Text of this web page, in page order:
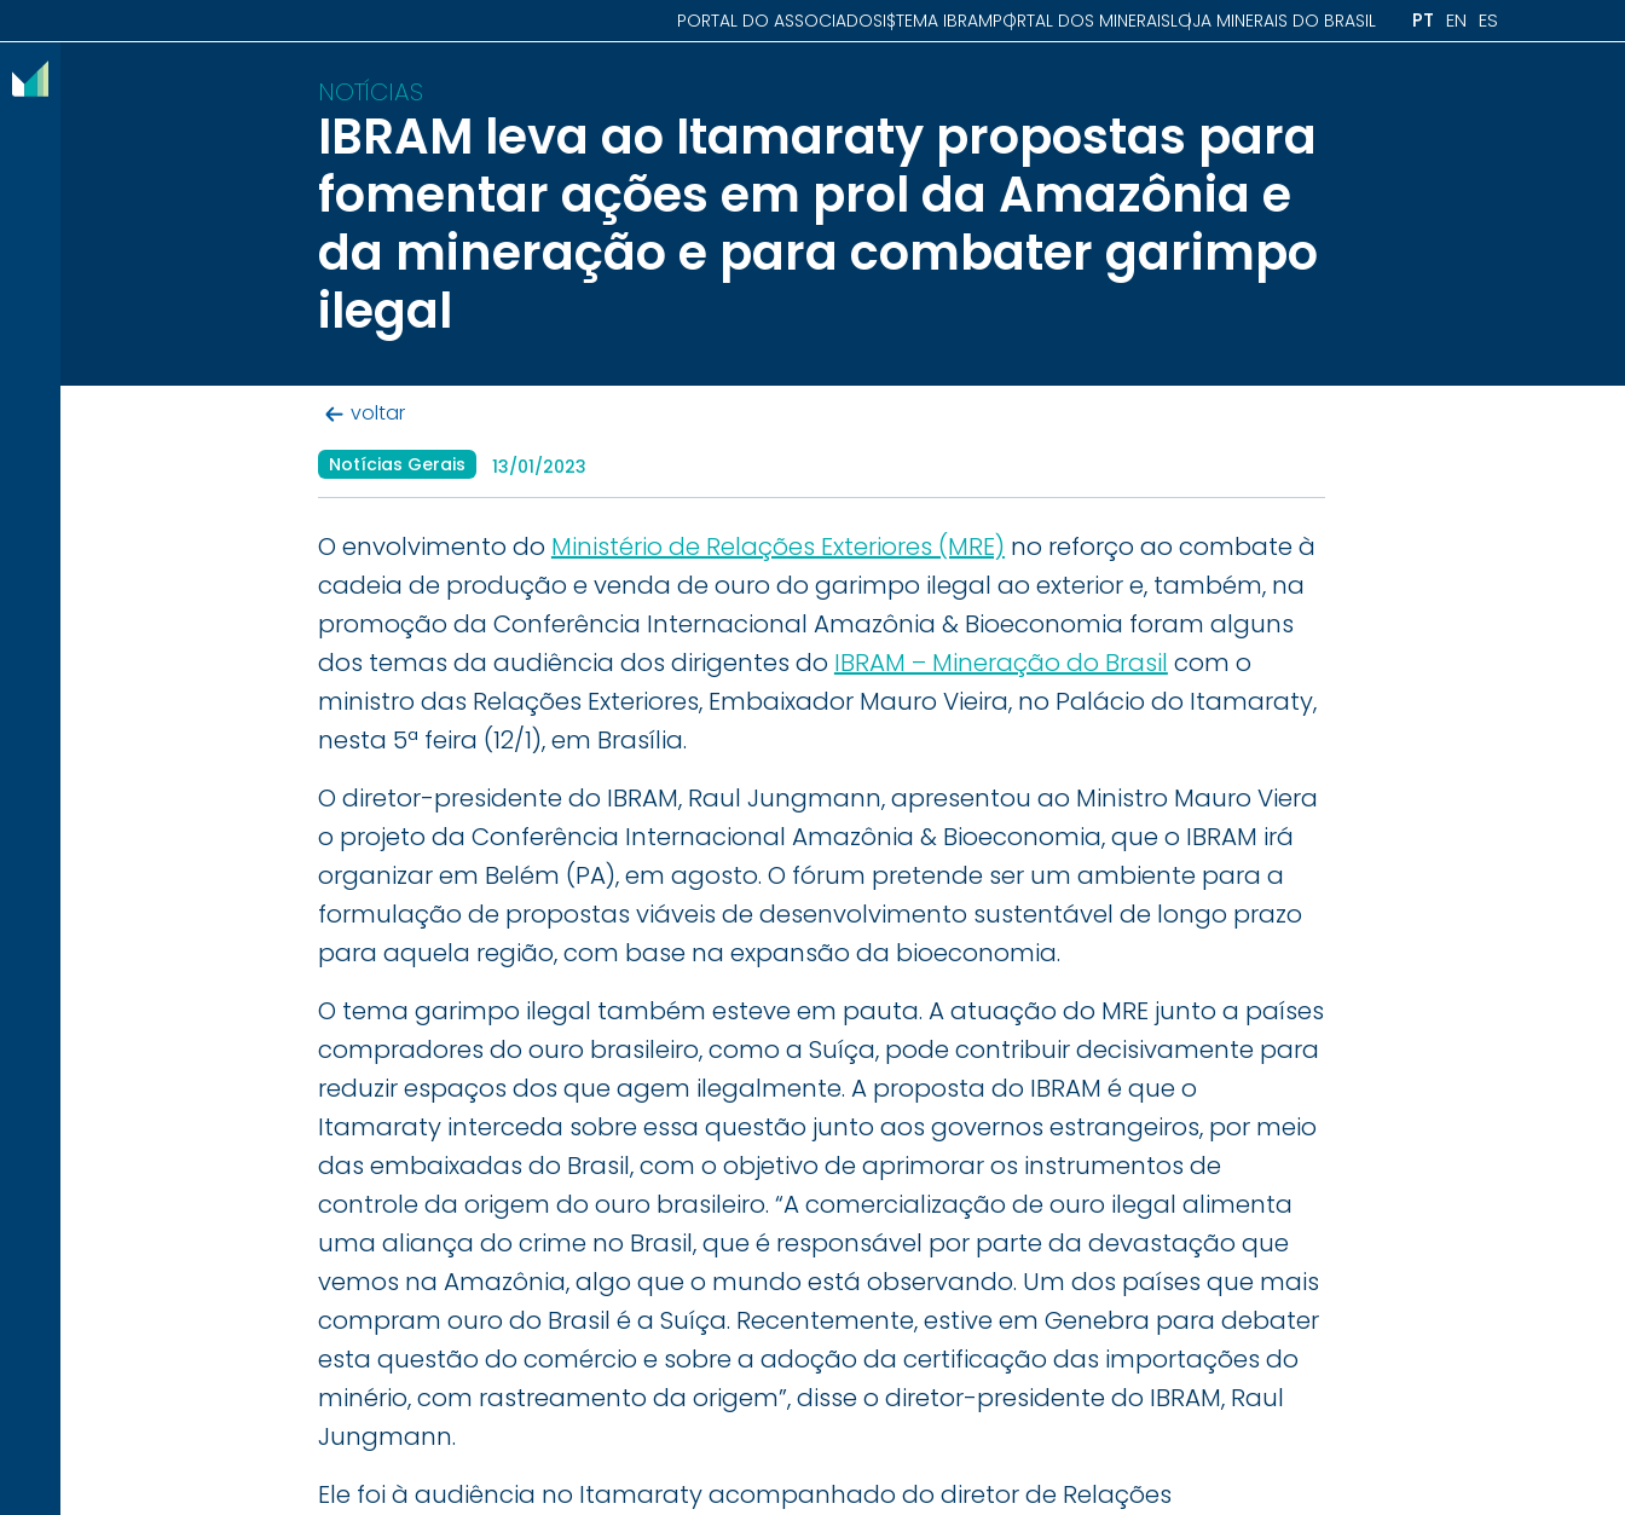
PORTAL DO ASSOCIADOSISTEMA IBRAMPORTAL DOS MINERAISLOJA MINERAIS DO BRASIL PT EN ES
NOTÍCIAS
IBRAM leva ao Itamaraty propostas para
fomentar ações em prol da Amazônia e
da mineração e para combater garimpo
ilegal
voltar
Notícias Gerais 13/01/2023
O envolvimento do Ministério de Relações Exteriores (MRE) no reforço ao combate à
cadeia de produção e venda de ouro do garimpo ilegal ao exterior e, também, na
promoção da Conferência Internacional Amazônia & Bioeconomia foram alguns
dos temas da audiência dos dirigentes do IBRAM – Mineração do Brasil com o
ministro das Relações Exteriores, Embaixador Mauro Vieira, no Palácio do Itamaraty,
nesta 5ª feira (12/1), em Brasília.
O diretor-presidente do IBRAM, Raul Jungmann, apresentou ao Ministro Mauro Viera
o projeto da Conferência Internacional Amazônia & Bioeconomia, que o IBRAM irá
organizar em Belém (PA), em agosto. O fórum pretende ser um ambiente para a
formulação de propostas viáveis de desenvolvimento sustentável de longo prazo
para aquela região, com base na expansão da bioeconomia.
O tema garimpo ilegal também esteve em pauta. A atuação do MRE junto a países
compradores do ouro brasileiro, como a Suíça, pode contribuir decisivamente para
reduzir espaços dos que agem ilegalmente. A proposta do IBRAM é que o
Itamaraty interceda sobre essa questão junto aos governos estrangeiros, por meio
das embaixadas do Brasil, com o objetivo de aprimorar os instrumentos de
controle da origem do ouro brasileiro. “A comercialização de ouro ilegal alimenta
uma aliança do crime no Brasil, que é responsável por parte da devastação que
vemos na Amazônia, algo que o mundo está observando. Um dos países que mais
compram ouro do Brasil é a Suíça. Recentemente, estive em Genebra para debater
esta questão do comércio e sobre a adoção da certificação das importações do
minério, com rastreamento da origem”, disse o diretor-presidente do IBRAM, Raul
Jungmann.
Ele foi à audiência no Itamaraty acompanhado do diretor de Relações